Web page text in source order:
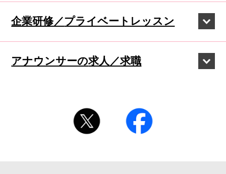
企業研修／プライベートレッスン
アナウンサーの求人／求職